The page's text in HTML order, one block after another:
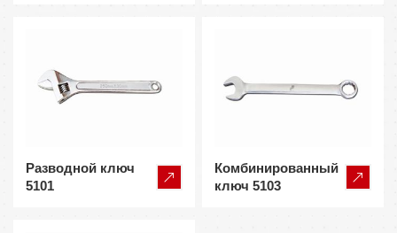
Разводной ключ
5101
Комбинированный
ключ 5103